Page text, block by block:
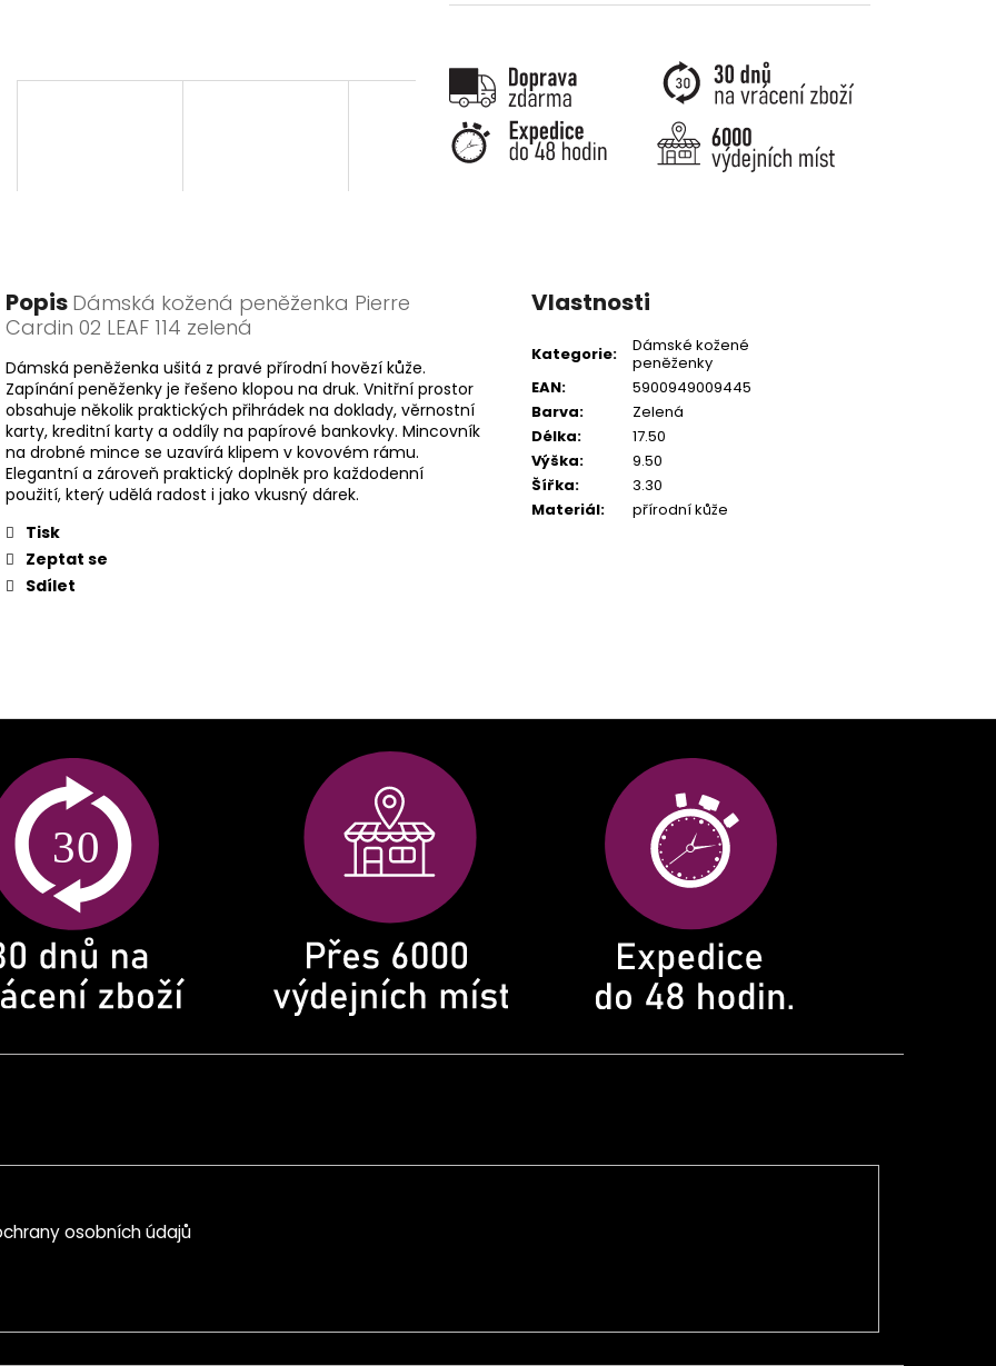
Popis Dámská kožená peněženka Pierre
Cardin 02 LEAF 114 zelená
Dámská peněženka ušitá z pravé přírodní hovězí kůže.
Zapínání peněženky je řešeno klopou na druk. Vnitřní prostor
obsahuje několik praktických přihrádek na doklady, věrnostní
karty, kreditní karty a oddíly na papírové bankovky. Mincovník
na drobné mince se uzavírá klipem v kovovém rámu.
Elegantní a zároveň praktický doplněk pro každodenní
použití, který udělá radost i jako vkusný dárek.
Tisk
Zeptat se
Sdílet
Vlastnosti
Kategorie:
Dámské kožené
peněženky
EAN:
5900949009445
Barva:
Zelená
Délka:
17.50
Výška:
9.50
Šířka:
3.30
Materiál: přírodní kůže
osobních údajů